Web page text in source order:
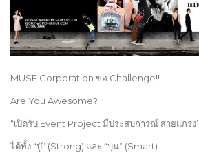
MUSE Corporation ขอ Challenge!!
Are You Awesome?
“เปิดรับ Event Project มีประสบการณ์ สายแกร่ง’
ได้ทั้ง “บู๊” (Strong) และ “บุ๋น” (Smart)